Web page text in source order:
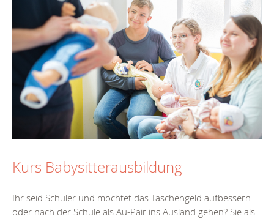
Kurs Babysitterausbildung
Ihr seid Schüler und möchtet das Taschengeld aufbessern
oder nach der Schule als Au-Pair ins Ausland gehen? Sie als